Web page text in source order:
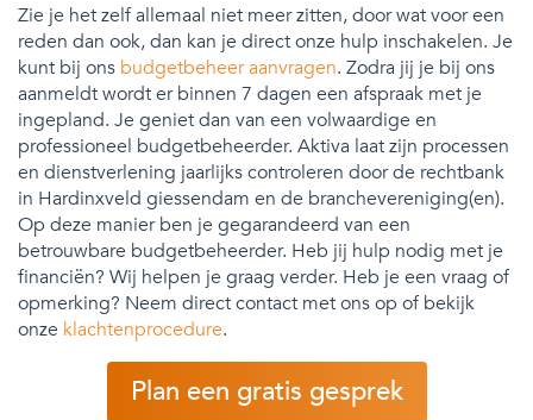
Zie je het zelf allemaal niet meer zitten, door wat voor een
reden dan ook, dan kan je direct onze hulp inschakelen. Je
kunt bij ons budgetbeheer aanvragen. Zodra jij je bij ons
aanmeldt wordt er binnen 7 dagen een afspraak met je
ingepland. Je geniet dan van een volwaardige en
professioneel budgetbeheerder. Aktiva laat zijn processen
en dienstverlening jaarlijks controleren door de rechtbank
in Hardinxveld giessendam en de branchevereniging(en).
Op deze manier ben je gegarandeerd van een
betrouwbare budgetbeheerder. Heb jij hulp nodig met je
financiën? Wij helpen je graag verder. Heb je een vraag of
opmerking? Neem direct contact met ons op of bekijk
onze klachtenprocedure.
Plan een gratis gesprek